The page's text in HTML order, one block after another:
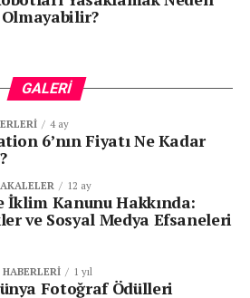
GALERI
4 ay
6’nın Fiyatı Ne Kadar
12 ay
İklim Kanunu Hakkında:
ve Sosyal Medya Efsaneleri
1 yıl
Fotoğraf Ödülleri